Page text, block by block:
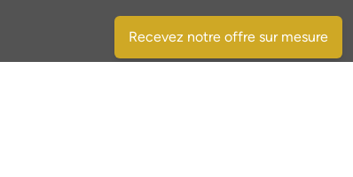
Recevez notre offre sur mesure